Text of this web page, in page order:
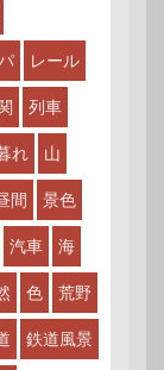
レール
列車
れ 山
間 景色
汽車 海
色 荒野
鉄道風景